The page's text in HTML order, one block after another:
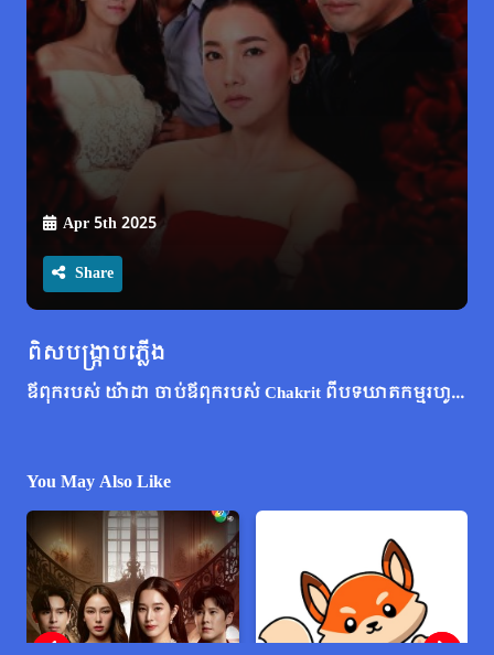
Apr 5th 2025
Share
ពិសបង្រ្កាបភ្លើង
ឪពុក​របស់ យ៉ាដា ចាប់​ឪពុក​របស់ Chakrit ពី​បទ​ឃាតកម្ម​រហូត​ឈាន​ដល់​ការ​ចាប់​ខ្លួន។ ជាច្រើនឆ្នាំក្រោយមក Chakrit ស្វែងរកការសងសឹកដោយការល្បួង និងបោះបង់ចោលប្អូនស្រីរបស់ Yada នៅថ្ងៃរៀបការរបស់ពួកគេ។ យ៉ាដា​ខឹង​សម្បា​ថា​នឹង​វាយ​គាត់​វិញ​។ នៅពេលដែល Yada និង Chakrit ប្រយុទ្ធគ្នា គម្រោងការរបស់ពួកគេត្រូវបានលាតត្រដាង ហើយកិច្ចខិតខំប្រឹងប្រែងរបស់បងប្អូនបង្កើតបានឈានដល់ការប៉ុនប៉ងសងសឹកដែលបរាជ័យជាបន្តបន្ទាប់។
You May Also Like